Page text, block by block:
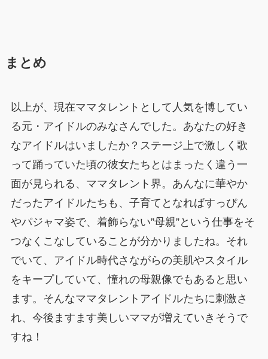
まとめ
以上が、現在ママタレントとして人気を博してい
る元・アイドルのみなさんでした。あなたの好き
なアイドルはいましたか？ステージ上で激しく歌
って踊っていた頃の彼女たちとはまったく違う一
面が見られる、ママタレント界。あんなに華やか
だったアイドルたちも、子育てとなればすっぴん
やパジャマ姿で、着飾らない”母親”という仕事をそ
つなくこなしていることが分かりましたね。それ
でいて、アイドル時代さながらの美肌やスタイル
をキープしていて、憧れの母親像でもあると思い
ます。そんなママタレントアイドルたちに刺激さ
れ、今後ますます美しいママが増えていきそうで
すね！